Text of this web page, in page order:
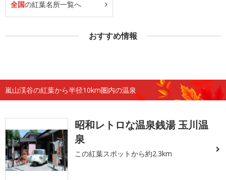
全国の紅葉名所一覧へ
おすすめ情報
嵐山渓谷の紅葉から半径10km圏内の温泉
昭和レトロな温泉銭湯 玉川温
泉
この紅葉スポットから約2.3km